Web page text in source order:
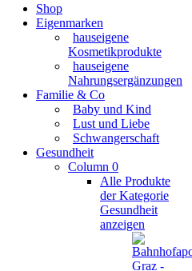
Shop
Eigenmarken
hauseigene
Kosmetikprodukte
hauseigene
Nahrungsergänzungen
Familie & Co
Baby und Kind
Lust und Liebe
Schwangerschaft
Gesundheit
Column 0
Alle Produkte
der Kategorie
Gesundheit
anzeigen